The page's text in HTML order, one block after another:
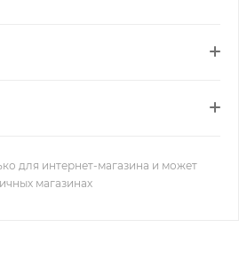
для интернет-магазина и может
магазинах